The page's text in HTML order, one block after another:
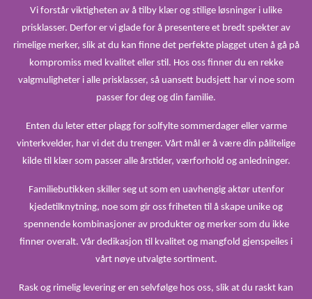
Vi forstår viktigheten av å tilby klær og stilige løsninger i ulike
prisklasser. Derfor er vi glade for å presentere et bredt spekter av
rimelige merker, slik at du kan finne det perfekte plagget uten å gå på
kompromiss med kvalitet eller stil. Hos oss finner du en rekke
valgmuligheter i alle prisklasser, så uansett budsjett har vi noe som
passer for deg og din familie.
Enten du leter etter plagg for solfylte sommerdager eller varme
vinterkvelder, har vi det du trenger. Vårt mål er å være din pålitelige
kilde til klær som passer alle årstider, værforhold og anledninger.
Familiebutikken skiller seg ut som en uavhengig aktør utenfor
kjedetilknytning, noe som gir oss friheten til å skape unike og
spennende kombinasjoner av produkter og merker som du ikke
finner overalt. Vår dedikasjon til kvalitet og mangfold gjenspeiles i
vårt nøye utvalgte sortiment.
Rask og rimelig levering er en selvfølge hos oss, slik at du raskt kan